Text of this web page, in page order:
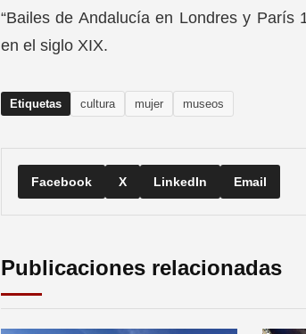
“Bailes de Andalucía en Londres y París
en el siglo XIX.
Etiquetas cultura mujer museos
Facebook X LinkedIn Email
Publicaciones relacionadas